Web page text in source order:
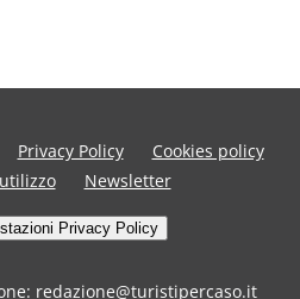
Privacy Policy
Cookies policy
Newsletter
Privacy Policy
redazione@turistipercaso.it